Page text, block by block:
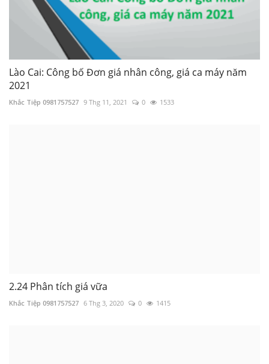
Lào Cai: Công bố Đơn giá nhân công, giá ca máy năm
2021
Khắc Tiệp 0981757527 9 Thg 11, 2021 0 1533
2.24 Phân tích giá vữa
Khắc Tiệp 0981757527 6 Thg 3, 2020 0 1415